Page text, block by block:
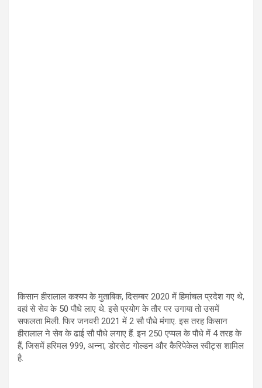
किसान हीरालाल कश्यप के मुताबिक, दिसम्बर 2020 में हिमांचल प्रदेश गए थे,
वहां से सेव के 50 पौधे लाए थे. इसे प्रयोग के तौर पर उगाया तो उसमें
सफलता मिली. फिर जनवरी 2021 में 2 सौ पौधे मंगाए. इस तरह किसान
हीरालाल ने सेव के ढाई सौ पौधे लगाए हैं. इन 250 एप्पल के पौधे में 4 तरह के
हैं, जिसमें हरिमल 999, अन्ना, डोरसेट गोल्डन और कैरिपेकेल स्वीट्स शामिल
है.